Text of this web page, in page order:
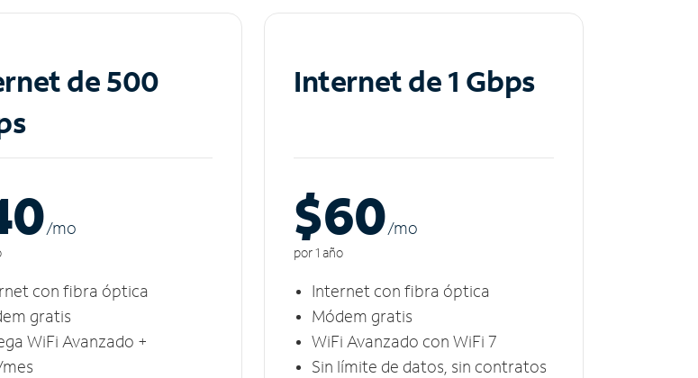
de 500
/mo
con fibra óptica
gratis
WiFi Avanzado +
Internet de 1 Gbps
$60/mo
por 1 año
Internet con fibra óptica
Módem gratis
WiFi Avanzado con WiFi 7
Sin límite de datos, sin contratos